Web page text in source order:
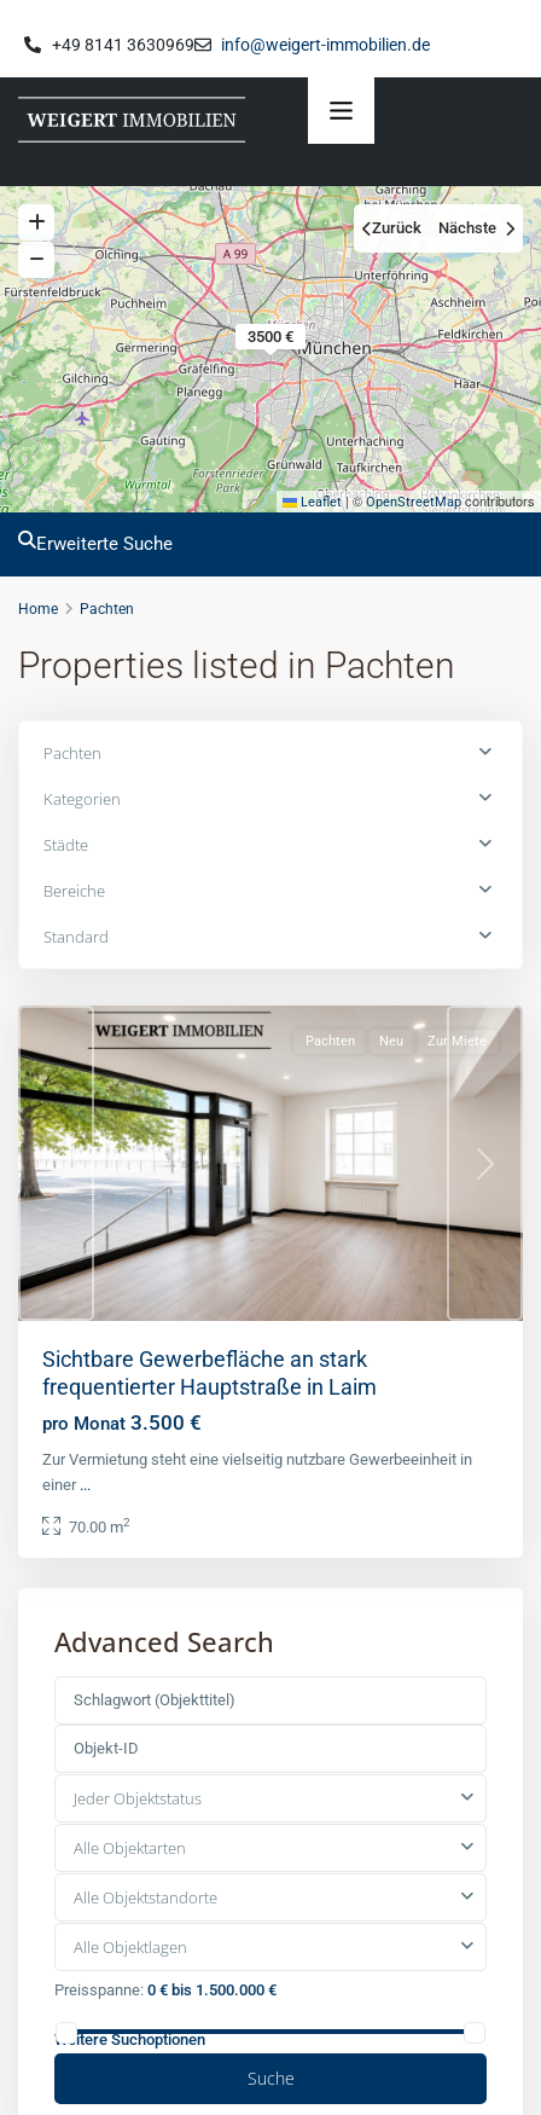
+49 8141 3630969 info@weigert-immobilien.de
3500 €
Leaflet |©OpenStreetMapcontributors
Zurück Nächste
Erweiterte Suche
Home Pachten
Properties listed in Pachten
Pachten
Kategorien
Städte
Bereiche
Standard
(München
Stadt)
Previous Next
Pachten Neu Zur Miete
Sichtbare Gewerbefläche an stark
frequentierter Hauptstraße in Laim
pro Monat 3.500 €
Zur Vermietung steht eine vielseitig nutzbare Gewerbeeinheit in
einer ...
70.00 m2
Advanced Search
Jeder Objektstatus
Alle Objektarten
Alle Objektstandorte
Alle Objektlagen
Preisspanne: 0 € bis 1.500.000 €
Weitere Suchoptionen
Suche